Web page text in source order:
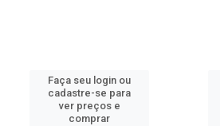
Faça seu login ou
cadastre-se para
ver preços e
comprar